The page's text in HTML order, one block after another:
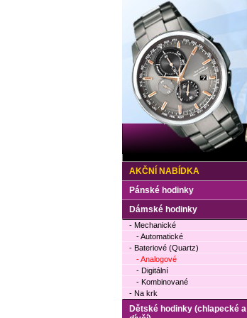
AKČNÍ NABÍDKA
Pánské hodinky
Dámské hodinky
- Mechanické
- Automatické
- Bateriové (Quartz)
- Analogové
- Digitální
- Kombinované
- Na krk
Dětské hodinky (chlapecké a